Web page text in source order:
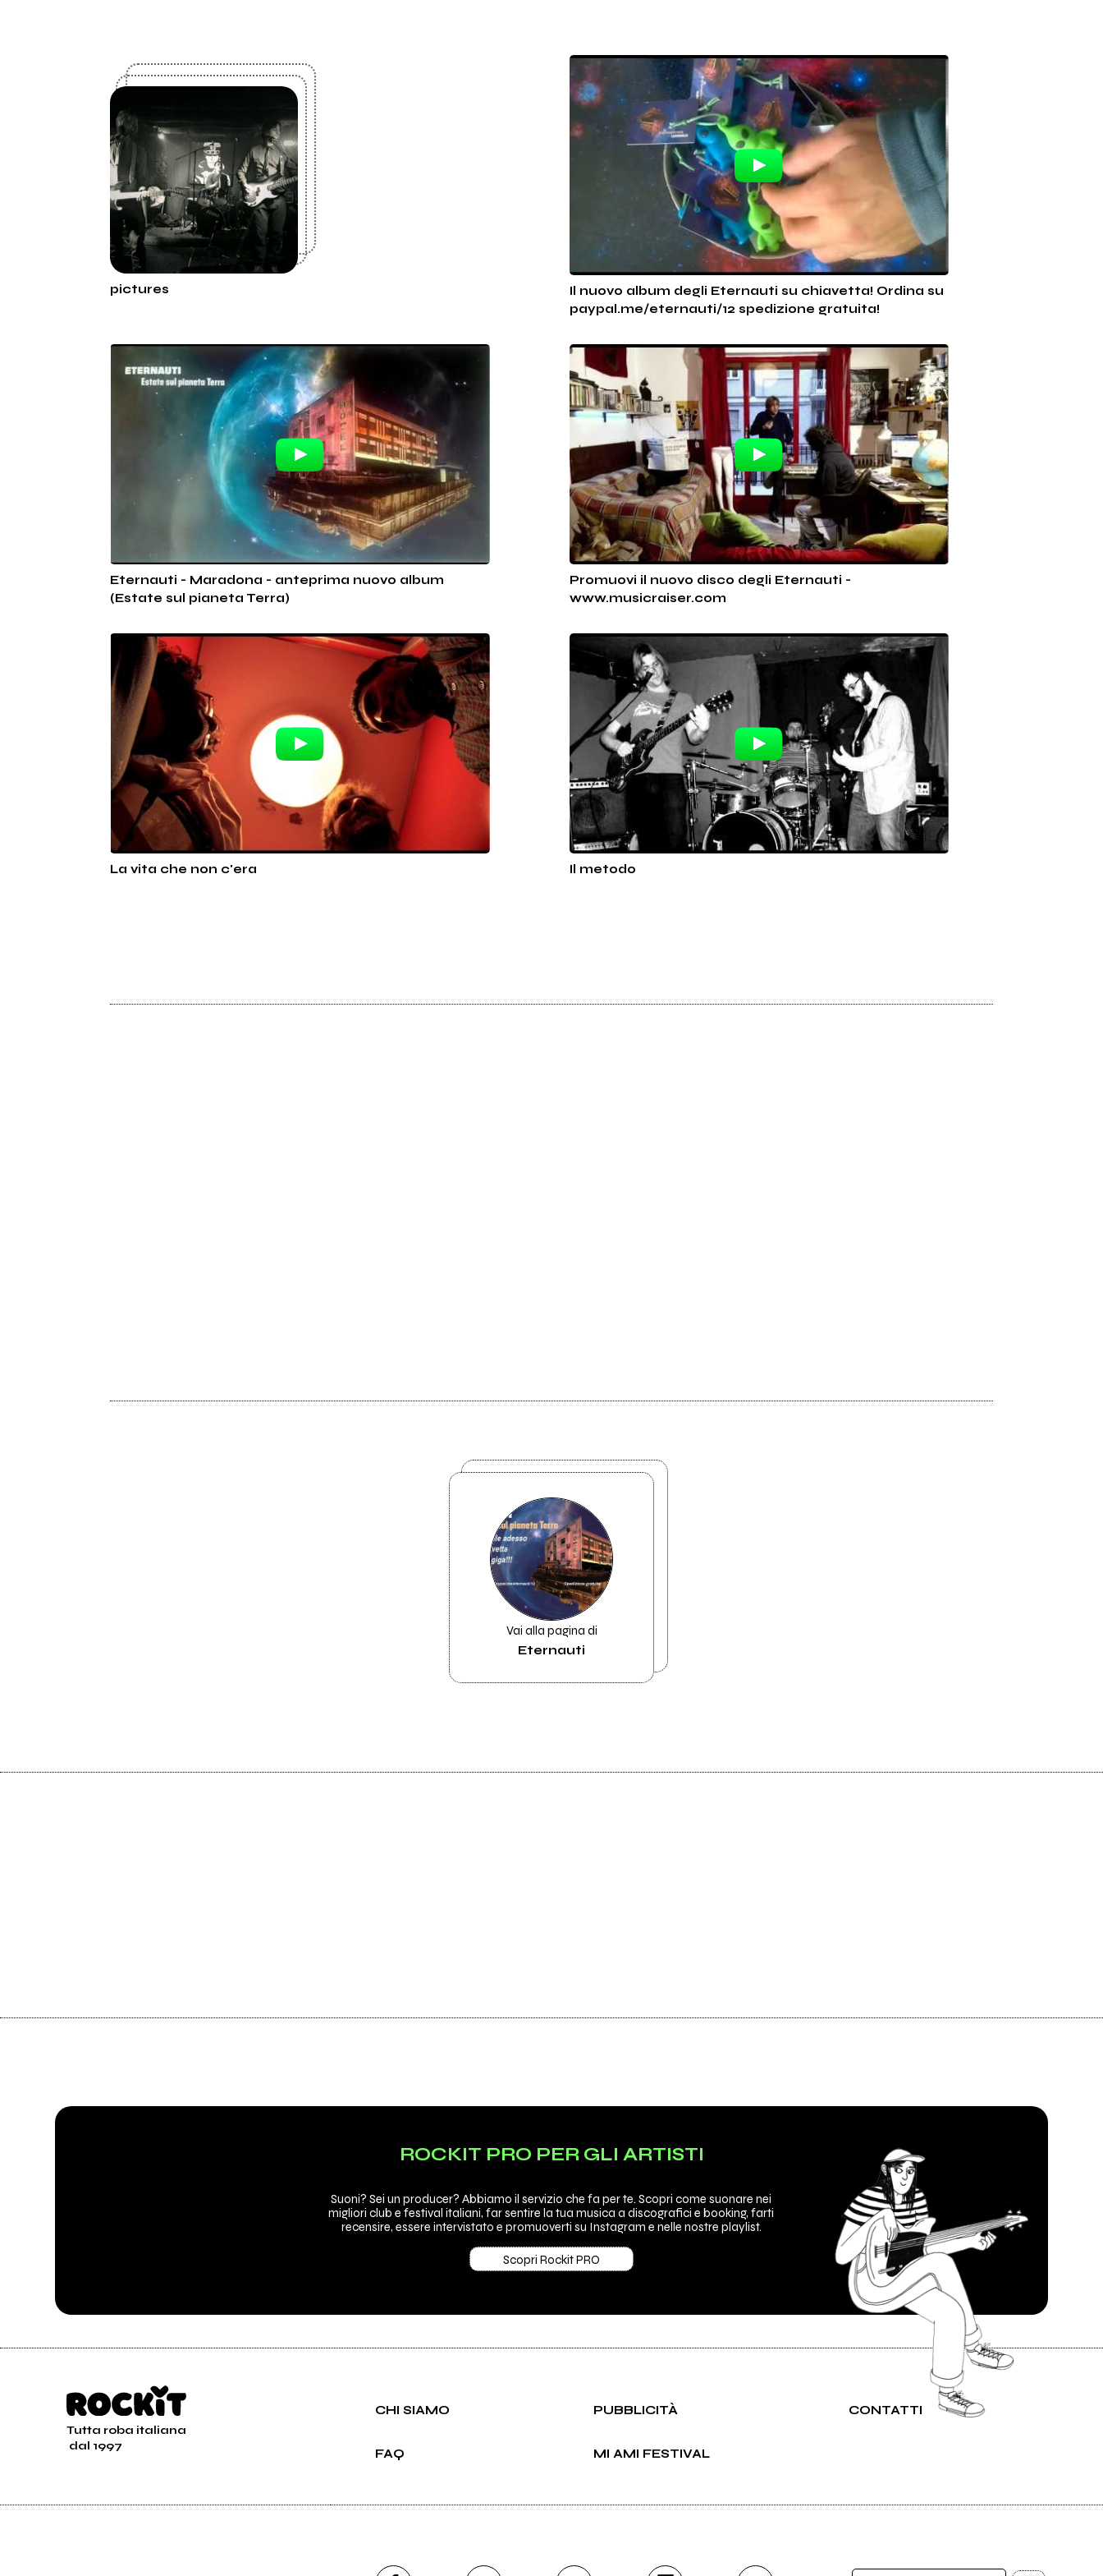
pictures
Il nuovo album degli Eternauti su chiavetta! Ordina su
paypal.me/eternauti/12 spedizione gratuita!
Eternauti - Maradona - anteprima nuovo album
(Estate sul pianeta Terra)
Promuovi il nuovo disco degli Eternauti -
www.musicraiser.com
La vita che non c'era Il metodo
Vai alla pagina di
Eternauti
ROCKIT PRO PER GLI ARTISTI
Suoni? Sei un producer? Abbiamo il servizio che fa per te. Scopri come suonare nei
migliori club e festival italiani, far sentire la tua musica a discografici e booking, farti
recensire, essere intervistato e promuoverti su Instagram e nelle nostre playlist.
Scopri Rockit PRO
Tutta roba italiana
dal 1997
CHI SIAMO PUBBLICITÀ CONTATTI
FAQ MI AMI FESTIVAL